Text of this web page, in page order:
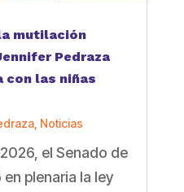
mutilación
Pedraza
con las niñas
, Noticias
el Senado de
plenaria la ley